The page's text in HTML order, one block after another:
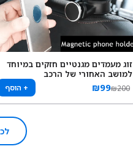
זוג מעמדים מגנטיים חזקים במיוחד
למושב האחורי של הרכב
₪99₪200 + הוסף